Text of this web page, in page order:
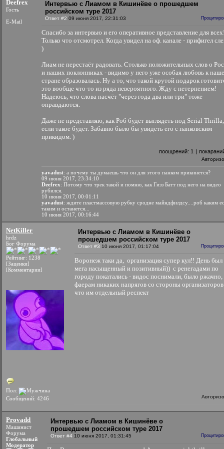
Deefrex
Гость
E-Mail
Интервью с Лиамом в Кишинёве о прошедшем
российском туре 2017
Ответ #2 09 июня 2017, 22:31:03
Спасибо за интервью и его оперативное представление для
Только что отсмотрел. Когда увидел на оф. канале - прифигел
)
Лиам не перестаёт радовать. Столько положительных слов о
и наших поклонниках - видимо у него уже особая любовь к
стране образовалась. Ну а то, что такой крутой подарок
это вообще что-то из ряда невероятного. Жду с нетерпением!
Надеюсь, что слова насчёт "через года два или три" тоже
оправдаются.
Даже не представляю, как Роб будет выглядеть под Serial Thrilla,
если такое будет. Забавно было бы увидеть его с панковским
прикидом. )
поощрений: 1 |
yavadust: а почему ты думаешь что он для этого панком прикинется?
09 июня 2017, 23:34:10
Deefrex: Потому что трек такой и помню, как Гизз Батт под него на видео
рубился.
10 июня 2017, 00:01:11
yavadust: ждите пластмассовую рубку сродне майндфилдсу....роб каким
таким и останется...
10 июня 2017, 00:16:44
NetKiller
hrdz
Бог Форума
Рейтинг: 1238
[Заценки]
[Комментарии]
Пол:
Сообщений: 4246
Интервью с Лиамом в Кишинёве о
прошедшем российском туре 2017
Ответ #3 10 июня 2017, 01:17:04
Воронеж таки да, организация супер кул!! День был
мега насыщенный и позитивный)) с ренегадами по
городу покатались - видос поснимали, было ржачно,
фаерам никаких напрягов со стороны организаторов
что им отдельный респект
Provadd
Машинист
Форума
Глобальный
Модератор
Интервью с Лиамом в Кишинёве о
прошедшем российском туре 2017
Ответ #4 10 июня 2017, 01:31:45